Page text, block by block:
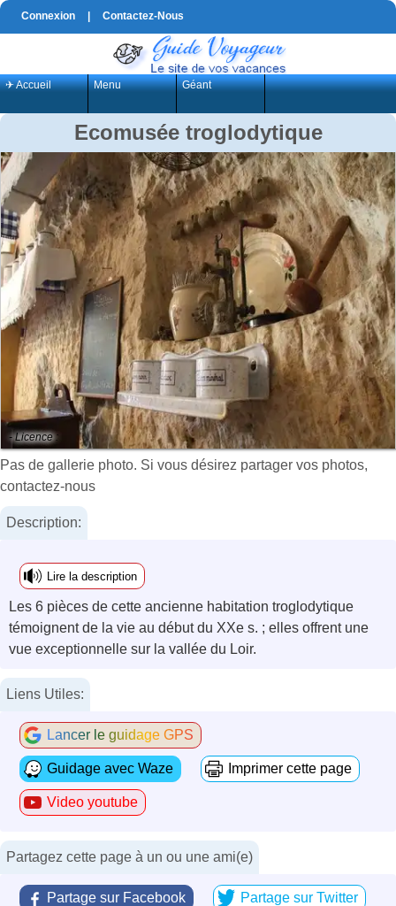
Connexion Contactez-Nous
✈ Accueil Menu Géant
Ecomusée troglodytique
- Licence :
Pas de gallerie photo. Si vous désirez partager vos photos,
contactez-nous
Description:
Lire la description
Les 6 pièces de cette ancienne habitation troglodytique
témoignent de la vie au début du XXe s. ; elles offrent une
vue exceptionnelle sur la vallée du Loir.
Liens Utiles:
Lancer le guidage GPS
Guidage avec Waze Imprimer cette page
Video youtube
Partagez cette page à un ou une ami(e)
Partage sur Facebook Partage sur Twitter